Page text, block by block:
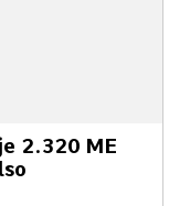
2.320 ME